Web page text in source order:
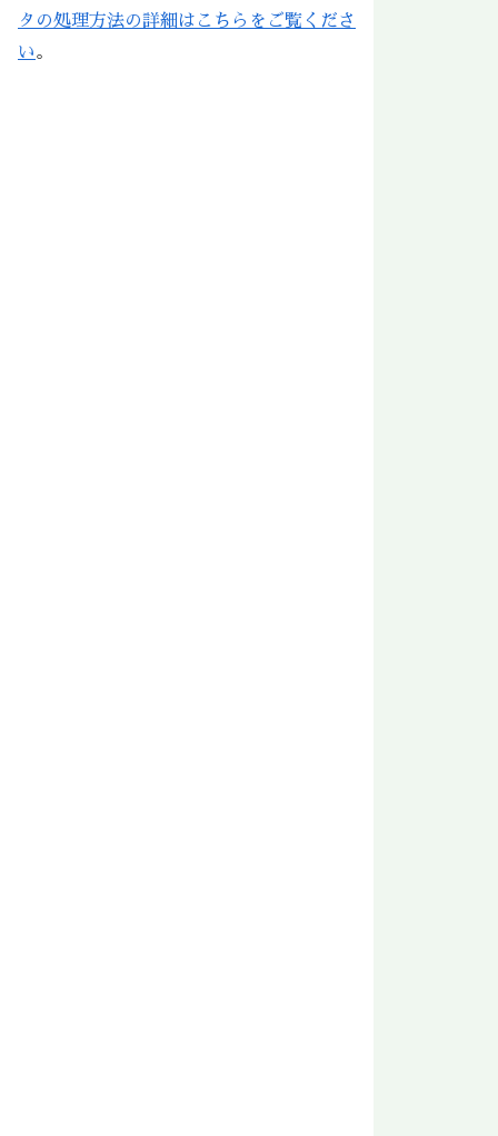
タの処理方法の詳細はこちらをご覧くださ
い。